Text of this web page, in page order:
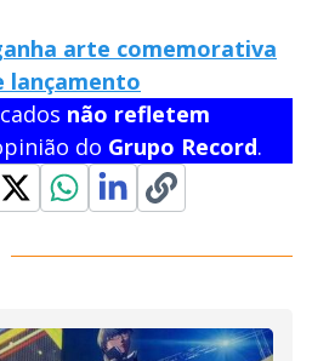
arte comemorativa
lançamento
não refletem
do Grupo Record.